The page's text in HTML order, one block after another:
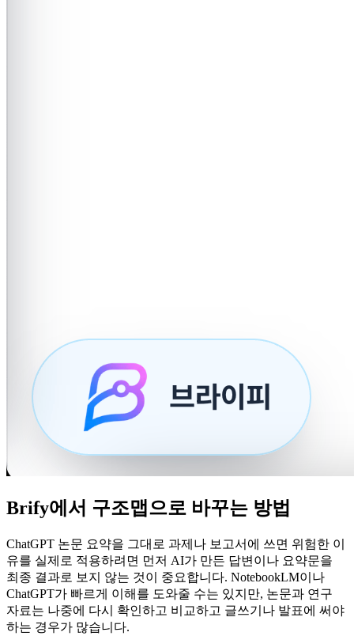
Brify에서 구조맵으로 바꾸는 방법
ChatGPT 논문 요약을 그대로 과제나 보고서에 쓰면 위험한 이
유를 실제로 적용하려면 먼저 AI가 만든 답변이나 요약문을
최종 결과로 보지 않는 것이 중요합니다. NotebookLM이나
ChatGPT가 빠르게 이해를 도와줄 수는 있지만, 논문과 연구
자료는 나중에 다시 확인하고 비교하고 글쓰기나 발표에 써야
하는 경우가 많습니다.